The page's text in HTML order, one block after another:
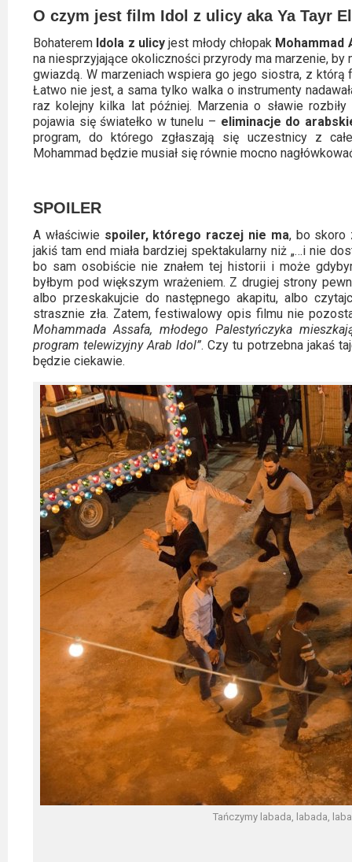
O czym jest film Idol z ulicy aka Ya Tayr
Bohaterem Idola z ulicy jest młody chłopak Mohammad
na niesprzyjające okoliczności przyrody ma marzenie,
gwiazdą. W marzeniach wspiera go jego siostra, z którą
Łatwo nie jest, a sama tylko walka o instrumenty
raz kolejny kilka lat później. Marzenia o sławie
pojawia się światełko w tunelu – eliminacje do
program, do którego zgłaszają się uczestnicy z
Mohammad będzie musiał się równie mocno
SPOILER
A właściwie spoiler, którego raczej nie ma, bo skoro
jakiś tam end miała bardziej spektakularny niż „…i nie
bo sam osobiście nie znałem tej historii i może
byłbym pod większym wrażeniem. Z drugiej strony
albo przeskakujcie do następnego akapitu, albo
strasznie zła. Zatem, festiwalowy opis filmu nie
Mohammada Assafa, młodego Palestyńczyka
program telewizyjny Arab Idol”. Czy tu potrzebna jakaś
będzie ciekawie.
Tańczymy labada, labada,